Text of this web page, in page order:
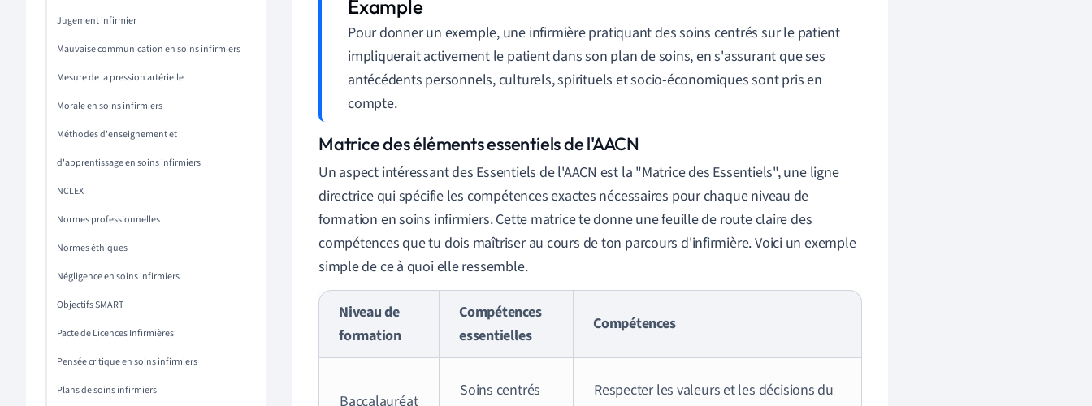
Jugement infirmier
Mauvaise communication en soins infirmiers
Mesure de la pression artérielle
Morale en soins infirmiers
Méthodes d'enseignement et
d'apprentissage en soins infirmiers
NCLEX
Normes professionnelles
Normes éthiques
Négligence en soins infirmiers
Objectifs SMART
Pacte de Licences Infirmières
Pensée critique en soins infirmiers
Plans de soins infirmiers
Pour donner un exemple, une infirmière pratiquant des soins centrés sur le patient
impliquerait activement le patient dans son plan de soins, en s'assurant que ses
antécédents personnels, culturels, spirituels et socio-économiques sont pris en
compte.
Matrice des éléments essentiels de l'AACN
Un aspect intéressant des Essentiels de l'AACN est la "Matrice des Essentiels", une ligne
directrice qui spécifie les compétences exactes nécessaires pour chaque niveau de
formation en soins infirmiers. Cette matrice te donne une feuille de route claire des
compétences que tu dois maîtriser au cours de ton parcours d'infirmière. Voici un exemple
simple de ce à quoi elle ressemble.
Niveau de
formation
Compétences
essentielles
Compétences
Baccalauréat
Soins centrés
Respecter les valeurs et les décisions du